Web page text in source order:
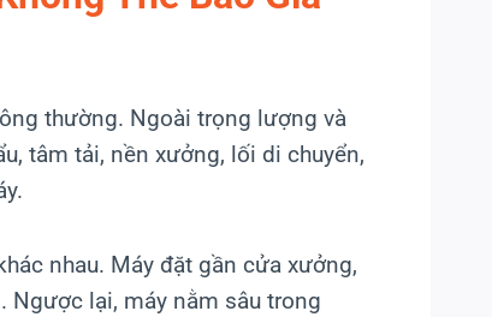
thường. Ngoài trọng lượng và
tâm tải, nền xưởng, lối di chuyển,
nhau. Máy đặt gần cửa xưởng,
Ngược lại, máy nằm sâu trong